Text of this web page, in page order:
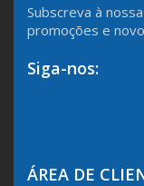
Subscreva à
promoções e
Siga-nos:
ÁREA DE